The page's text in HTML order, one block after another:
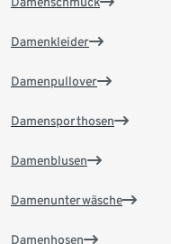
Damenkleider
Damenpullover
Damensporthosen
Damenblusen
Damenunterwäsche
Damenhosen